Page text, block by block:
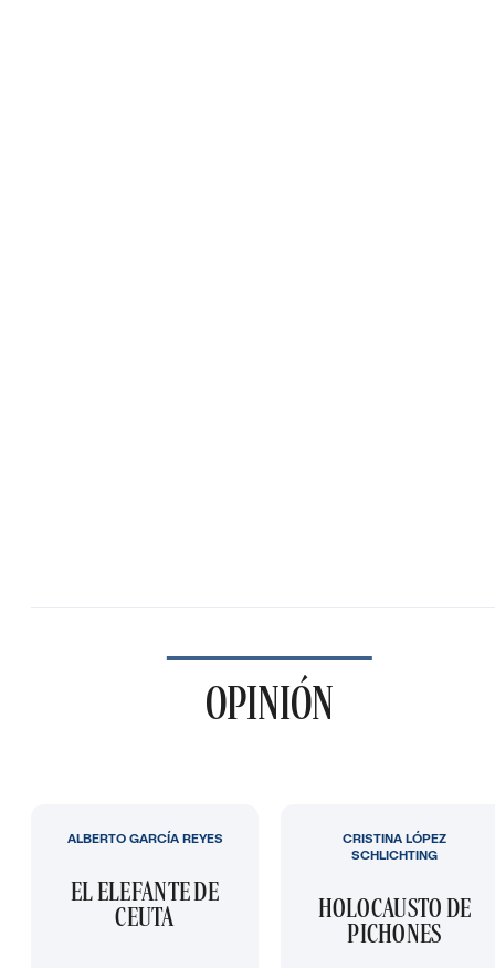
OPINIÓN
EL ELEFANTE DE
CEUTA
ALBERTO GARCÍA REYES
HOLOCAUSTO DE
PICHONES
CRISTINA LÓPEZ
SCHLICHTING